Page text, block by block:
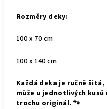
Rozměry deky:
100 x 70 cm
100 x 140 cm
Každá deka je ručně
může u jednotlivých
trochu originál. 🐾